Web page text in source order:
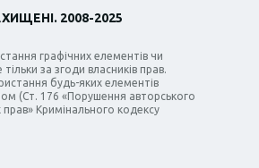
2008-2025
графічних елементів чи
за згоди власників прав.
будь-яких елементів
(Ст. 176 «Порушення авторського
прав» Кримінального кодексу